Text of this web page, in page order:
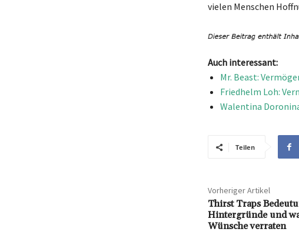
vielen Menschen
Auch interessant:
Mr. Beast:
Friedhelm Loh:
Walentina
Teilen
Vorheriger Artikel
Thirst Traps
Hintergründe und
Wünsche verraten